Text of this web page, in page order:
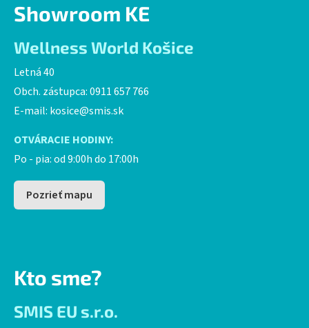
Showroom KE
Wellness World Košice
Letná 40
Obch. zástupca: 0911 657 766
E-mail: kosice@smis.sk
OTVÁRACIE HODINY:
Po - pia: od 9:00h do 17:00h
Pozrieť mapu
Kto sme?
SMIS EU s.r.o.